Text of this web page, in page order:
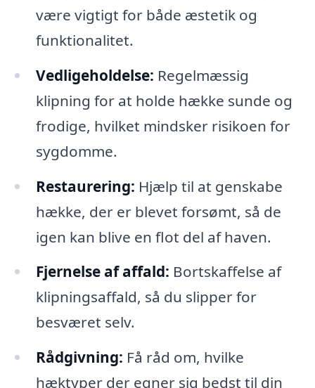
være vigtigt for både æstetik og
funktionalitet.
Vedligeholdelse: Regelmæssig
klipning for at holde hække sunde og
frodige, hvilket mindsker risikoen for
sygdomme.
Restaurering: Hjælp til at genskabe
hække, der er blevet forsømt, så de
igen kan blive en flot del af haven.
Fjernelse af affald: Bortskaffelse af
klipningsaffald, så du slipper for
besværet selv.
Rådgivning: Få råd om, hvilke
hæktyper der egner sig bedst til din